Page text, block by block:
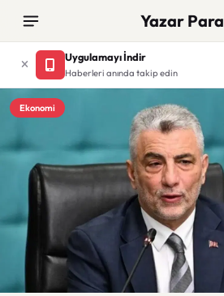
Yazar Para
Uygulamayı İndir
Haberleri anında takip edin
Ekonomi